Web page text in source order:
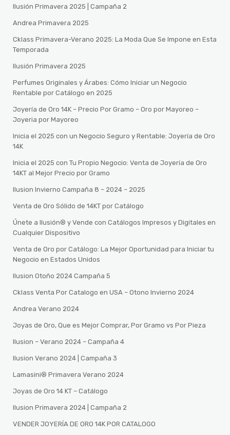
Ilusión Primavera 2025 | Campaña 2
Andrea Primavera 2025
Cklass Primavera-Verano 2025: La Moda Que Se Impone en Esta
Temporada
Ilusión Primavera 2025
Perfumes Originales y Árabes: Cómo Iniciar un Negocio
Rentable por Catálogo en 2025
Joyería de Oro 14K – Precio Por Gramo – Oro por Mayoreo –
Joyeria por Mayoreo
Inicia el 2025 con un Negocio Seguro y Rentable: Joyería de Oro
14K
Inicia el 2025 con Tu Propio Negocio: Venta de Joyería de Oro
14KT al Mejor Precio por Gramo
Ilusion Invierno Campaña 8 – 2024 – 2025
Venta de Oro Sólido de 14KT por Catálogo
Únete a Ilusión® y Vende con Catálogos Impresos y Digitales en
Cualquier Dispositivo
Venta de Oro por Catálogo: La Mejor Oportunidad para Iniciar tu
Negocio en Estados Unidos
Ilusion Otoño 2024 Campaña 5
Cklass Venta Por Catalogo en USA – Otono Invierno 2024
Andrea Verano 2024
Joyas de Oro, Que es Mejor Comprar, Por Gramo vs Por Pieza
Ilusion – Verano 2024 – Campaña 4
Ilusion Verano 2024 | Campaña 3
Lamasini®️ Primavera Verano 2024
Joyas de Oro 14 KT – Catálogo
Ilusion Primavera 2024 | Campaña 2
VENDER JOYERÍA DE ORO 14K POR CATALOGO